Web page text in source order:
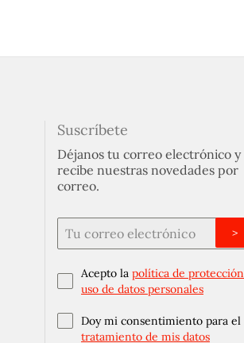
Suscríbete
Déjanos tu correo electrónico y
recibe nuestras novedades por
correo.
Acepto la política de
uso de datos personales
Doy mi consentimiento para el
tratamiento de mis datos
>